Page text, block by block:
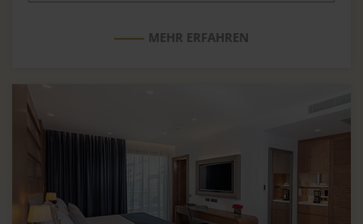
MEHR ERFAHREN